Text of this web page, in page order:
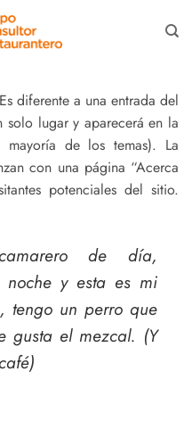
diferente a una entrada del
solo lugar y aparecerá en la
de los temas). La
con una página “Acerca
potenciales del sitio.
de día,
y esta es mi
tengo un perro que
gusta el mezcal. (Y